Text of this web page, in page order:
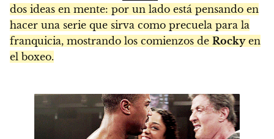
dos ideas en mente: por un lado está pensando en
hacer una serie que sirva como precuela para la
franquicia, mostrando los comienzos de Rockyen
el boxeo.